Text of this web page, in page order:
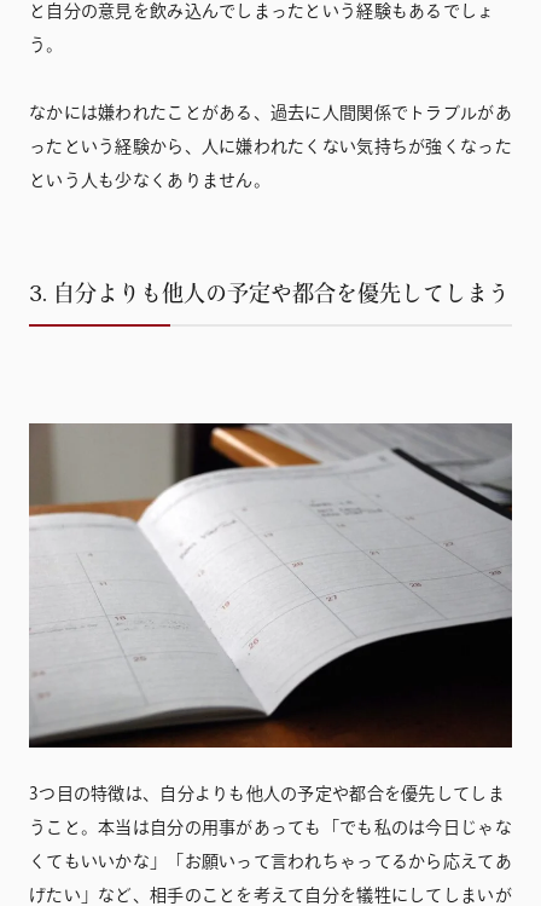
と自分の意見を飲み込んでしまったという経験もあるでしょ
う。
なかには嫌われたことがある、過去に人間関係でトラブルがあ
ったという経験から、人に嫌われたくない気持ちが強くなった
という人も少なくありません。
3. 自分よりも他人の予定や都合を優先してしまう
3つ目の特徴は、自分よりも他人の予定や都合を優先してしま
うこと。本当は自分の用事があっても「でも私のは今日じゃな
くてもいいかな」「お願いって言われちゃってるから応えてあ
げたい」など、相手のことを考えて自分を犠牲にしてしまいが